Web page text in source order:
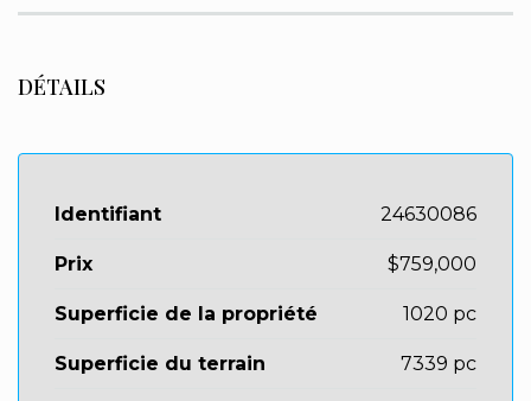
DÉTAILS
Identifiant 24630086
Prix $759,000
Superficie de la propriété 1020 pc
Superficie du terrain 7339 pc